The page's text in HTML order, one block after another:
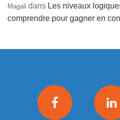
Magali dans Les niveaux
comprendre pour gagner en